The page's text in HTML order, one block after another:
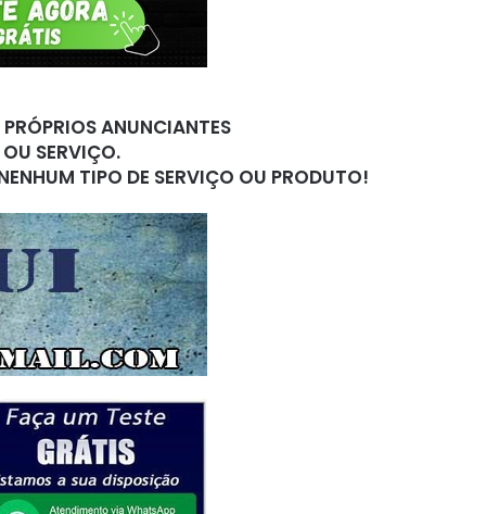
ANUNCIANTES
SERVIÇO.
TIPO DE SERVIÇO OU PRODUTO!